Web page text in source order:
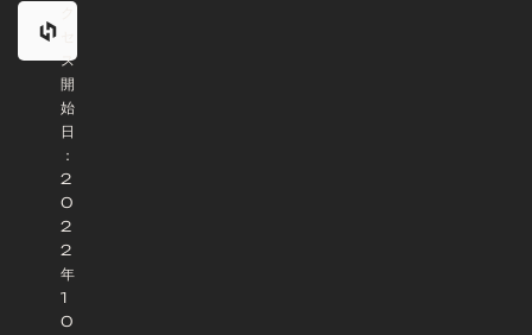
ス
開
始
日
：
2
0
2
2
年
1
0